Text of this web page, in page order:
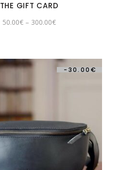
THE GIFT CARD
50.00€ – 300.00€
-30.00 €